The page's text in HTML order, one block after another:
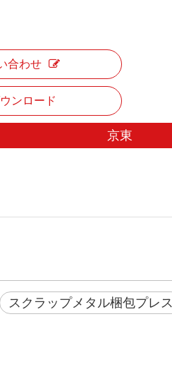
合わせ
ンロード
京東
スクラップメタル梱包プレス